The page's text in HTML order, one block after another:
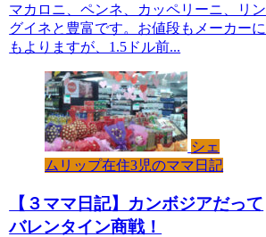
マカロニ、ペンネ、カッペリーニ、リン
グイネと豊富です。お値段もメーカーに
もよりますが、1.5ドル前...
シェ
ムリップ在住3児のママ日記
【３ママ日記】カンボジアだって
バレンタイン商戦！